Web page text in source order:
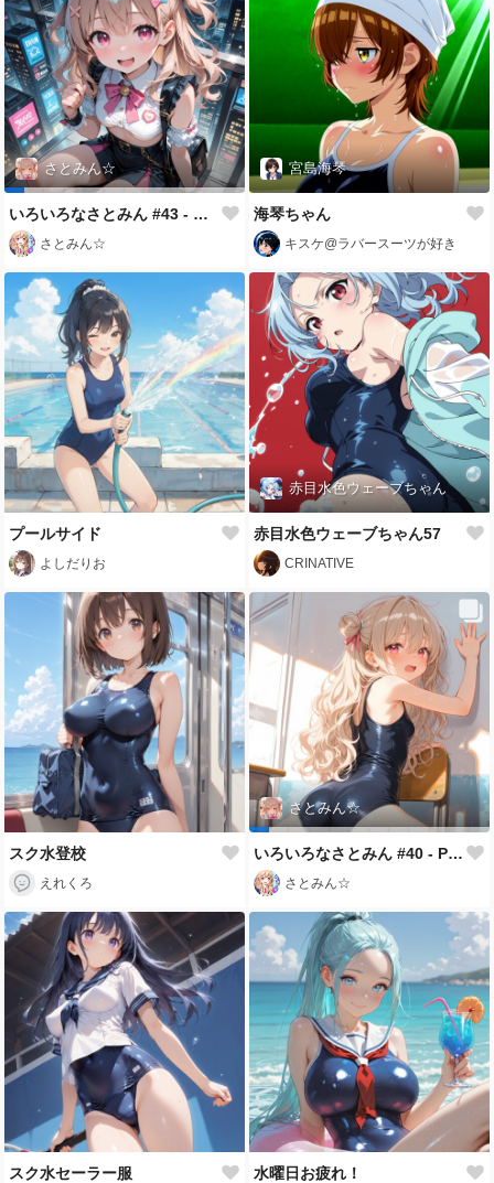
さとみん☆
いろいろなさとみん #43 - ぷりぷりAnima
さとみん☆
宮島海琴
海琴ちゃん
キスケ@ラバースーツが好き
プールサイド
よしだりお
赤目水色ウェーブちゃん
赤目水色ウェーブちゃん57
CRINATIVE
スク水登校
えれくろ
さとみん☆
いろいろなさとみん #40 - Pon Pon Pon Da Shi
さとみん☆
スク水セーラー服 水曜日お疲れ！